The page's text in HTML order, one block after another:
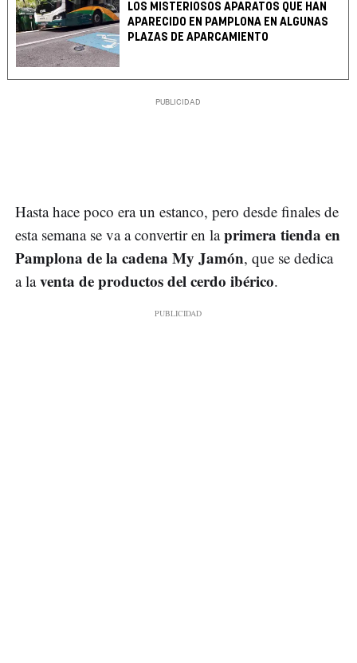
LOS MISTERIOSOS APARATOS QUE HAN
APARECIDO EN PAMPLONA EN ALGUNAS
PLAZAS DE APARCAMIENTO
Hasta hace poco era un estanco, pero desde finales de
esta semana se va a convertir en laprimera tienda en
Pamplona de la cadena My Jamón, que se dedica
a laventa de productos del cerdo ibérico.